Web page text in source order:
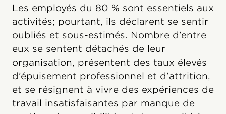
Les employés du 80 % sont essentiels aux
activités; pourtant, ils déclarent se sentir
oubliés et sous-estimés. Nombre d’entre
eux se sentent détachés de leur
organisation, présentent des taux élevés
d’épuisement professionnel et d’attrition,
et se résignent à vivre des expériences de
travail insatisfaisantes par manque de